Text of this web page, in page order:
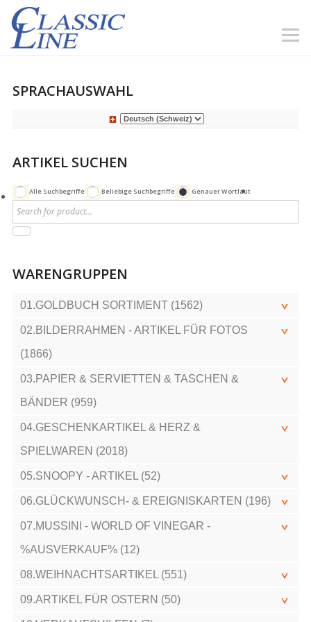
SPRACHAUSWAHL
ARTIKEL SUCHEN
Alle Suchbegriffe Beliebige Suchbegriffe Genauer Wortlaut
WARENGRUPPEN
01.GOLDBUCH SORTIMENT (1562)
02.BILDERRAHMEN - ARTIKEL FÜR FOTOS
(1866)
03.PAPIER & SERVIETTEN & TASCHEN &
BÄNDER (959)
04.GESCHENKARTIKEL & HERZ &
SPIELWAREN (2018)
05.SNOOPY - ARTIKEL (52)
06.GLÜCKWUNSCH- & EREIGNISKARTEN (196)
07.MUSSINI - WORLD OF VINEGAR -
%AUSVERKAUF% (12)
08.WEIHNACHTSARTIKEL (551)
09.ARTIKEL FÜR OSTERN (50)